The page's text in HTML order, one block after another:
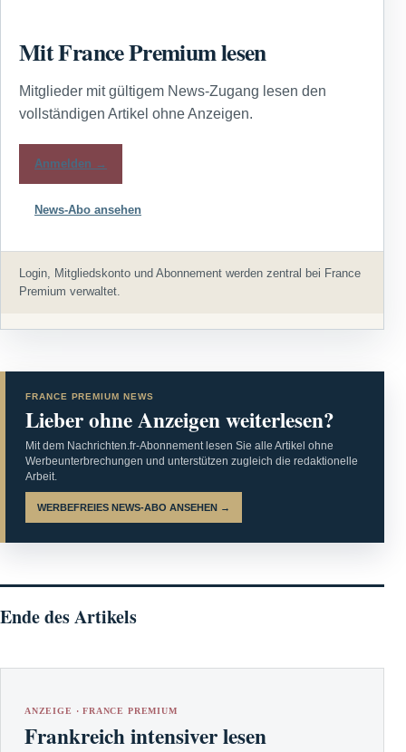
Mit France Premium lesen
Mitglieder mit gültigem News-Zugang lesen den
vollständigen Artikel ohne Anzeigen.
Anmelden →
News-Abo ansehen
Login, Mitgliedskonto und Abonnement werden zentral bei France
Premium verwaltet.
FRANCE PREMIUM NEWS
Lieber ohne Anzeigen weiterlesen?
Mit dem Nachrichten.fr-Abonnement lesen Sie alle Artikel ohne
Werbeunterbrechungen und unterstützen zugleich die redaktionelle
Arbeit.
WERBEFREIES NEWS-ABO ANSEHEN →
Ende des Artikels
ANZEIGE · FRANCE PREMIUM
Frankreich intensiver lesen